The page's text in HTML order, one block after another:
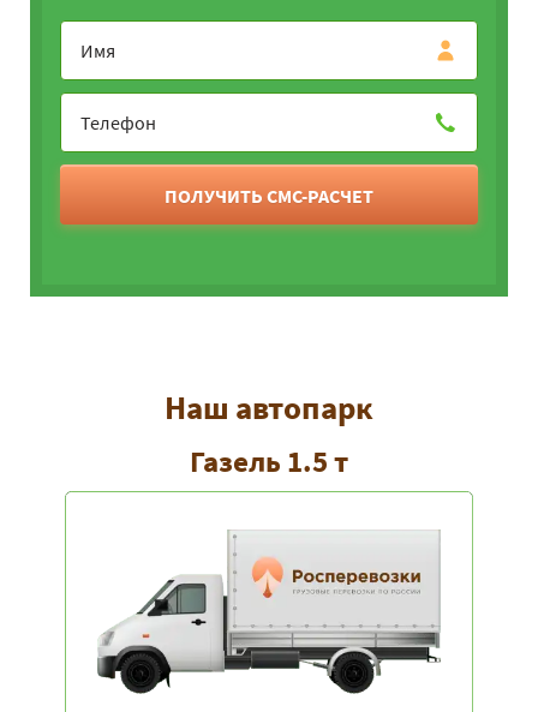
ПОЛУЧИТЬ СМС-РАСЧЕТ
Наш автопарк
Газель 1.5 т